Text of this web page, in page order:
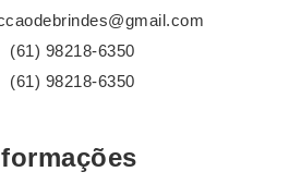
(61) 98218-6350
(61) 98218-6350